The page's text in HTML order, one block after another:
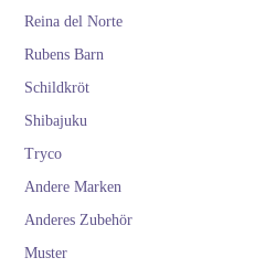
Reina del Norte
Rubens Barn
Schildkröt
Shibajuku
Tryco
Andere Marken
Anderes Zubehör
Muster